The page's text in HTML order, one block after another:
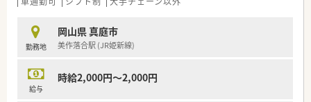
謝の気持ちを持って接することができる方を心よりお待ちして
います。
■多忙な時間帯でも周囲のスタッフと協力しながら、正確かつ迅
ます。
勤務地
岡山県 真庭市
美作落合駅 (JR姫新線)
給与
時給2,000円～2,000円